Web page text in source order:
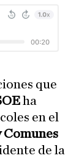
que
ha
en el
Comunes
de la